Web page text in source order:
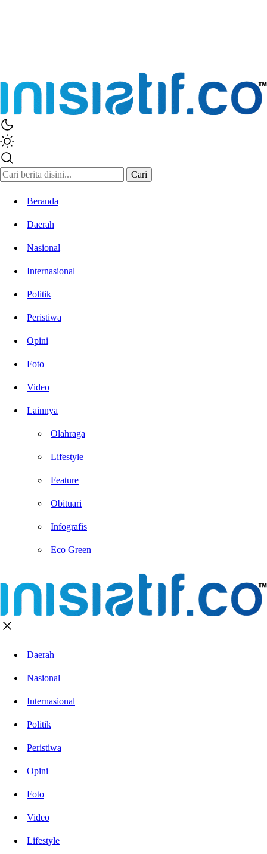
Cari
Beranda
Daerah
Nasional
Internasional
Politik
Peristiwa
Opini
Foto
Video
Lainnya
Olahraga
Lifestyle
Feature
Obituari
Infografis
Eco Green
Daerah
Nasional
Internasional
Politik
Peristiwa
Opini
Foto
Video
Lifestyle